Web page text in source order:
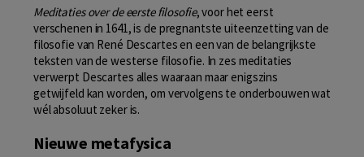
Meditaties over de eerste filosofie, voor het eerst
verschenen in 1641, is de pregnantste uiteenzetting van de
filosofie van René Descartes en een van de belangrijkste
teksten van de westerse filosofie. In zes meditaties
verwerpt Descartes alles waaraan maar enigszins
getwijfeld kan worden, om vervolgens te onderbouwen wat
wél absoluut zeker is.
Nieuwe metafysica